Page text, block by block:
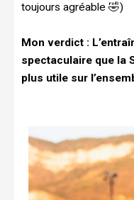
toujours agréable 🤣)
Mon verdict :
spectaculaire que la
plus utile sur